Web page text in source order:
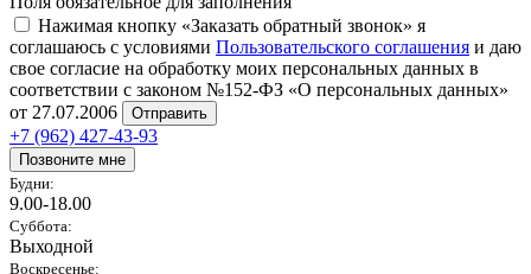
Нажимая кнопку «Заказать обратный звонок» я
соглашаюсь с условиями Пользовательского соглашения и даю
свое согласие на обработку моих персональных данных в
соответствии с законом №152-ФЗ «О персональных данных»
от 27.07.2006
Отправить
+7 (962) 427-43-93
Позвоните мне
Будни:
9.00-18.00
Суббота:
Выходной
Воскресенье: